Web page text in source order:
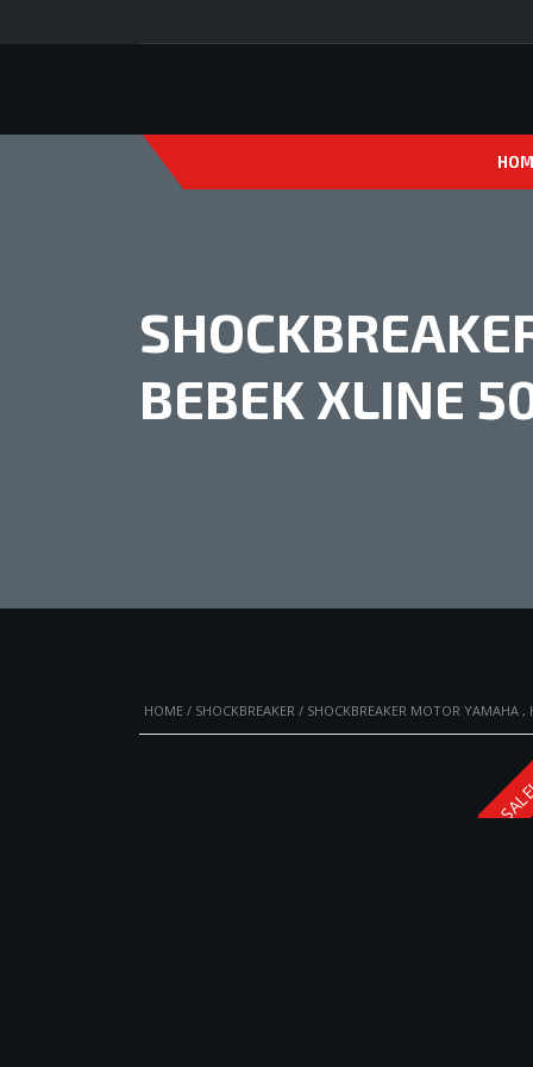
BEBEK XLINE
HOME / SHOCKBREAKER / SHOCKBREAKER MOTOR YAMAHA ,